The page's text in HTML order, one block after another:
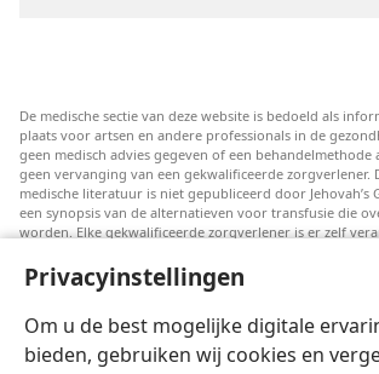
Privacyinstellingen
Om u de best mogelijke digitale
bieden, gebruiken wij cookies en
De medische sectie van deze website is bedoeld als
plaats voor artsen en andere professionals in de
geen medisch advies gegeven of een behandelmethode
geen vervanging van een gekwalificeerde zorgverlener.
medische literatuur is niet gepubliceerd door Jehovah’s
een synopsis van de alternatieven voor transfusie die
worden. Elke gekwalificeerde zorgverlener is er zelf
bespreken en patiënten te helpen om keuzes te maken
medische conditie en overeenstemmen met hun
acceptabel voor alle patiënten.
Patiënten: Raadpleeg in verband met aandoeningen of